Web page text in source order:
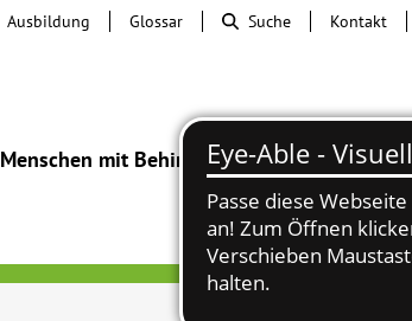
Menschen mit BehinderungBeratung & Hilfe
Ausbildung Glossar Suche Kontakt